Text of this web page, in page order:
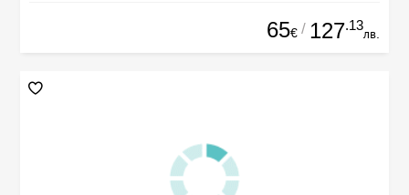
65€ / 127.13
лв.